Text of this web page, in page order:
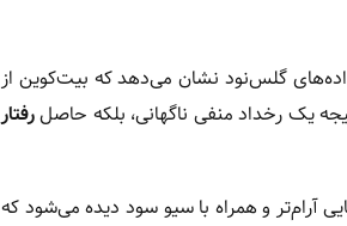
گلس‌نود نشان می‌دهد که بیت‌کوین از
یک رخداد منفی ناگهانی، بلکه حاصلرفتار
آرام‌تر و همراه با سیو سود دیده می‌شود که